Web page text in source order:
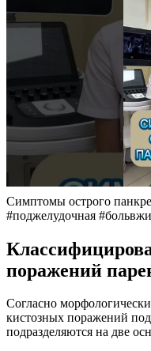
Симптомы острого
#поджелудочная
поражений
Согласно
кистозных поражений
подразделяются на две